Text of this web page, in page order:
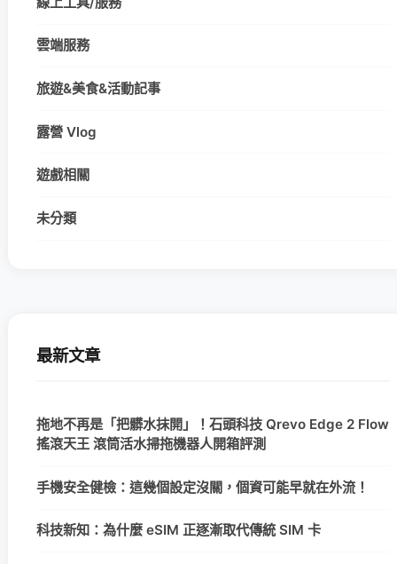
雲端服務
旅遊&美食&活動記事
露營 Vlog
遊戲相關
未分類
最新文章
拖地不再是「把髒水抹開」！石頭科技 Qrevo Edge 2 Flow
搖滾天王 滾筒活水掃拖機器人開箱評測
手機安全健檢：這幾個設定沒關，個資可能早就在外流！
科技新知：為什麼 eSIM 正逐漸取代傳統 SIM 卡